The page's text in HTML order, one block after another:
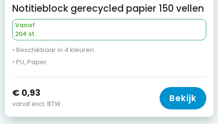
Notitieblock gerecycled papier 150 vellen
Vanaf
204 st.
• Beschikbaar in 4 kleuren
• PU, Paper
€ 0,93
vanaf excl. BTW Bekijk